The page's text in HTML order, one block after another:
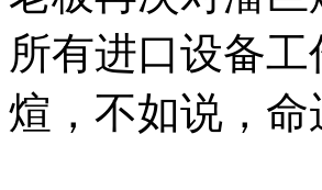
所有进口设备
煊，不如说，